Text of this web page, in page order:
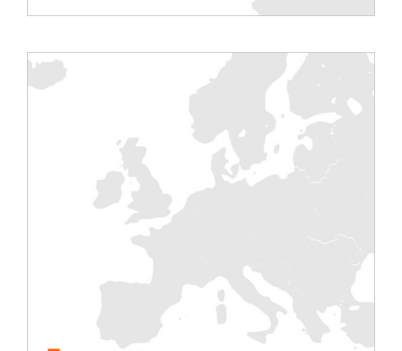
partenariatsexistants et
rapprochement avec de
partenaires
Accompagner les interlocuteurs
locaux sur leurs différents projets de
façon encore plus personnalisée
Créer denouvelles chaînes logistiques
pour gagner en réactivité
Co-investir dans de nouveaux
pour renforcer notre
flotte, avec notamment l’intégration dans
notre flotte de 6 bancs 600 kW nouvelle
génération en partenariat avec H&N
Energien GmbH